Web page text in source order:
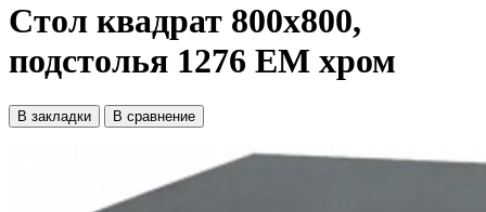
Стол квадрат 800х800,
подстолья 1276 ЕМ хром
В закладки В сравнение